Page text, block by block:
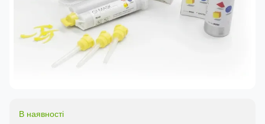
В наявності